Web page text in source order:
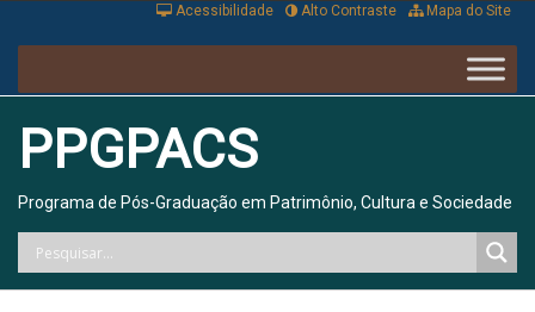
Mapa do Site
Alto Contraste
Acessibilidade
PPGPACS
Programa de Pós-Graduação em Patrimônio, Cultura e Sociedade